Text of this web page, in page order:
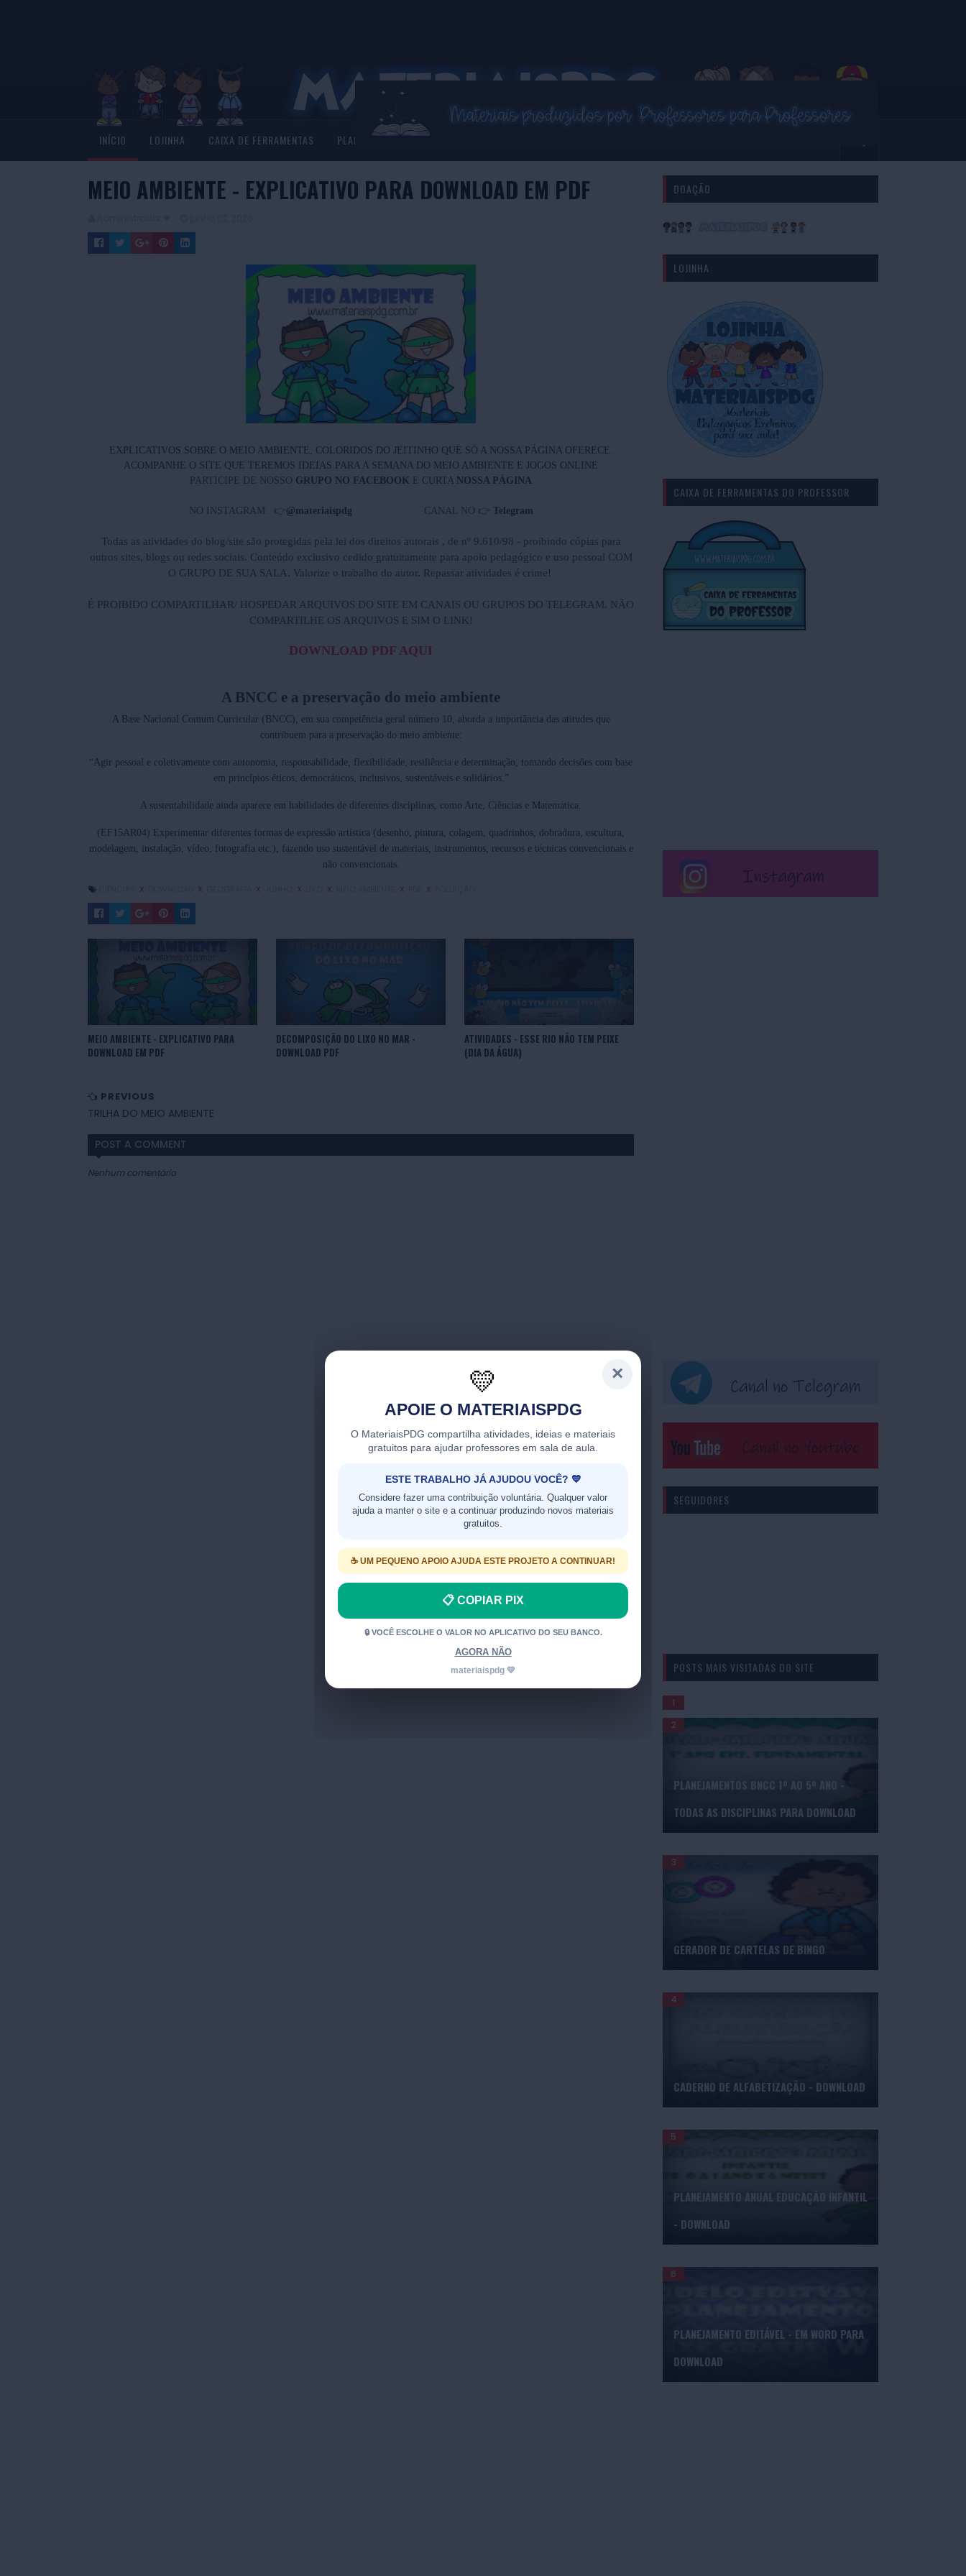
INÍCIO LOJINHA CAIXA DE FERRAMENTAS PLANNER 2026 ASSISTENTE VIRTUAL
MEIO AMBIENTE - EXPLICATIVO PARA DOWNLOAD EM PDF
EXPLICATIVOS SOBRE O MEIO AMBIENTE, COLORIDOS DO JEITINHO QUE SÓ A NOSSA PÁGINA OFERECE.
ACOMPANHE O SITE QUE TEREMOS IDEIAS PARA A SEMANA DO MEIO AMBIENTE E JOGOS ONLINE
PARTICIPE DE NOSSO GRUPO NO FACEBOOK E CURTA NOSSA PÁGINA
NO INSTAGRAM: 👉 @materiaispdg CANAL NO 👉 Telegram
Todas as atividades do blog/site são protegidas pela lei dos direitos autorais , de nº 9.610/98 - proibindo cópias para
outros sites, blogs ou redes sociais. Conteúdo exclusivo cedido gratuitamente para apoio pedagógico e uso pessoal COM
O GRUPO DE SUA SALA. Valorize o trabalho do autor. Repassar atividades é crime!
É PROIBIDO COMPARTILHAR/ HOSPEDAR ARQUIVOS DO SITE EM CANAIS OU GRUPOS DO TELEGRAM. NÃO
COMPARTILHE OS ARQUIVOS E SIM O LINK!
DOWNLOAD PDF AQUI
A BNCC e a preservação do meio ambiente
A Base Nacional Comum Curricular (BNCC), em sua competência geral número 10, aborda a importância das atitudes que
contribuem para a preservação do meio ambiente:
“Agir pessoal e coletivamente com autonomia, responsabilidade, flexibilidade, resiliência e determinação, tomando decisões com base
em princípioséticos, democráticos, inclusivos, sustentáveise solidários.”
A sustentabilidade ainda aparece em habilidades de diferentes disciplinas, como Arte, Ciências e Matemática:
(EF15AR04) Experimentar diferentes formas de expressão artística (desenho, pintura, colagem, quadrinhos, dobradura, escultura,
modelagem, instalação, vídeo, fotografia etc.), fazendo uso sustentável de materiais, instrumentos, recursos e técnicas convencionais e
não convencionais.
X X X X X X X
MEIO AMBIENTE - EXPLICATIVO PARA
DOWNLOAD EM PDF
DECOMPOSIÇÃO DO LIXO NO MAR -
DOWNLOAD PDF
ATIVIDADES - ESSE RIO NÃO TEM PEIXE
(DIA DA ÁGUA)
PREVIOUS
TRILHA DO MEIO AMBIENTE
POST A COMMENT
Nenhum comentário
DOAÇÃO
LOJINHA
CAIXA DE FERRAMENTAS DO PROFESSOR
SEGUIDORES
POSTS MAIS VISITADAS DO SITE
GERADOR DE BINGO DE PALAVRAS
PLANEJAMENTOS BNCC 1º AO 5º ANO -
TODAS AS DISCIPLINAS PARA DOWNLOAD
GERADOR DE CARTELAS DE BINGO
CADERNO DE ALFABETIZAÇÃO - DOWNLOAD
PLANEJAMENTO ANUAL EDUCAÇÃO INFANTIL
- DOWNLOAD
PLANEJAMENTO EDITÁVEL - EM WORD PARA
DOWNLOAD